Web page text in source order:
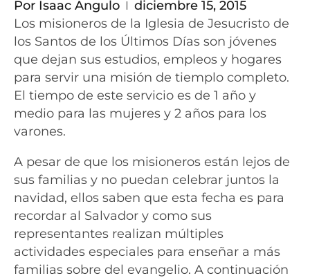
Por Isaac Angulo
diciembre 15, 2015
Los misioneros de la Iglesia de Jesucristo de
los Santos de los Últimos Días son jóvenes
que dejan sus estudios, empleos y hogares
para servir una misión de tiemplo completo.
El tiempo de este servicio es de 1 año y
medio para las mujeres y 2 años para los
varones.
A pesar de que los misioneros están lejos de
sus familias y no puedan celebrar juntos la
navidad, ellos saben que esta fecha es para
recordar al Salvador y como sus
representantes realizan múltiples
actividades especiales para enseñar a más
familias sobre del evangelio. A continuación